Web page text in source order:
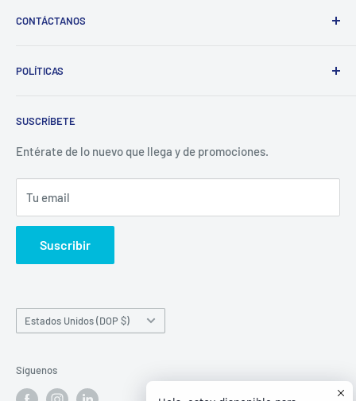
CONTÁCTANOS
POLÍTICAS
Política de Privacidad
Políticas de Reembolso
Términos del servicio
Política de reembolso
SUSCRÍBETE
Entérate de lo nuevo que llega y de promociones.
Tu email
Suscribir
País/región
Estados Unidos (DOP $)
Síguenos